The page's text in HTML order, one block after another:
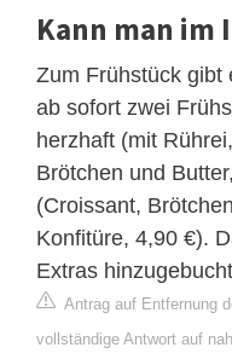
Kann man im
Zum Frühstück gibt
ab sofort zwei
herzhaft (mit
Brötchen und
(Croissant,
Konfitüre, 4,90 €).
Extras
Antrag auf Entfernung
vollständige Antwort auf